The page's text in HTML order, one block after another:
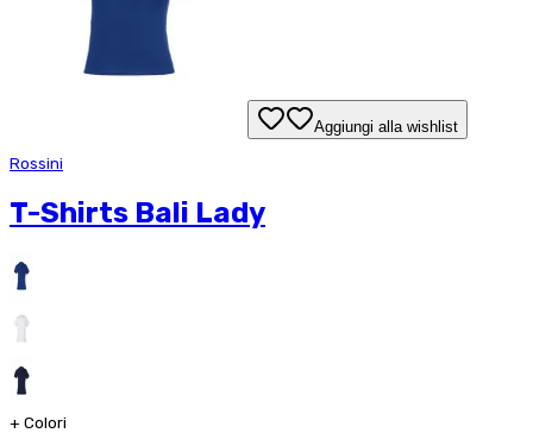
Aggiungi alla wishlist
Rossini
T-Shirts Bali Lady
+ Colori